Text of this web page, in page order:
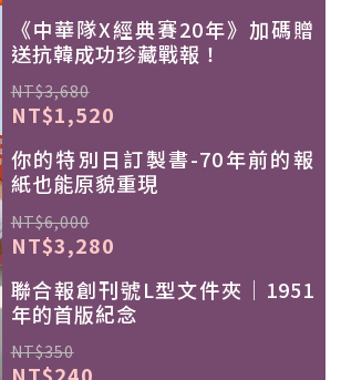
《中華隊X經典賽20年》加碼贈
送抗韓成功珍藏戰報！
NT$3,680
NT$1,520
你的特別日訂製書-70年前的報
紙也能原貌重現
NT$6,000
NT$3,280
聯合報創刊號L型文件夾｜1951
年的首版紀念
NT$350